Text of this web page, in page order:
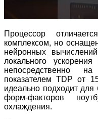
Процессор
комплексом, но
нейронных
локального
непосредственно
показателем TDP от
идеально подходит
форм-факторов
охлаждения.